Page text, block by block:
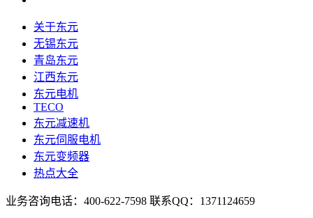
关于东元
无锡东元
青岛东元
江西东元
东元电机
TECO
东元减速机
东元伺服电机
东元变频器
热点大全
业务咨询电话：400-622-7598 联系QQ：1371124659